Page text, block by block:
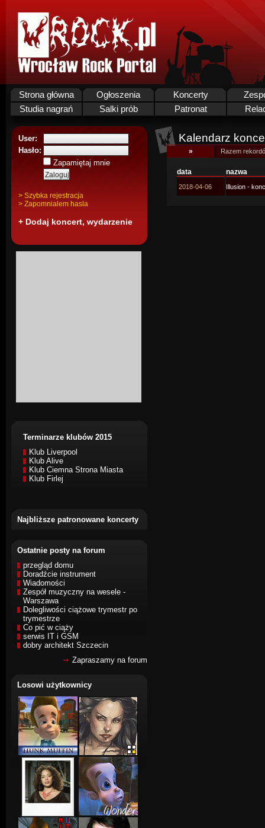
Strona główna Ogłoszenia Koncerty
Studia nagrań
Salki prób Patronat
User:
Hasło:
Zapamiętaj mnie
> Szybka rejestracja
> Zapomnialem hasla
+ Dodaj koncert, wydarzenie
Terminarze klubów 2015
Klub Liverpool
Klub Alive
Klub Ciemna Strona Miasta
Klub Firlej
Najbliższe patronowane koncerty
Ostatnie posty na forum
przegląd domu
Doradźcie instrument
Wiadomości
Zespół muzyczny na wesele -
Warszawa
Dolegliwości ciążowe trymestr po
trymestrze
Co pić w ciąży
serwis IT i GSM
dobry architekt Szczecin
Zapraszamy na forum
Losowi użytkownicy
Kalendarz
» Razem
data nazwa
2018-04-06 Illusion -